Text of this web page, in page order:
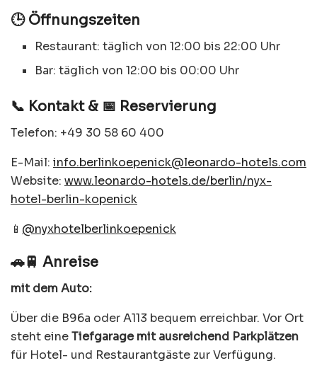
🕒 Öffnungszeiten
Restaurant: täglich von 12:00 bis 22:00 Uhr
Bar: täglich von 12:00 bis 00:00 Uhr
📞 Kontakt & 📅 Reservierung
Telefon: +49 30 58 60 400
E-Mail: info.berlinkoepenick@leonardo-hotels.com
Website: www.leonardo-hotels.de/berlin/nyx-
hotel-berlin-kopenick
📱 @nyxhotelberlinkoepenick
🚗🚆 Anreise
mit dem Auto:
Über die B96a oder A113 bequem erreichbar. Vor Ort
steht eineTiefgarage mit ausreichend Parkplätzen
für Hotel- und Restaurantgäste zur Verfügung.